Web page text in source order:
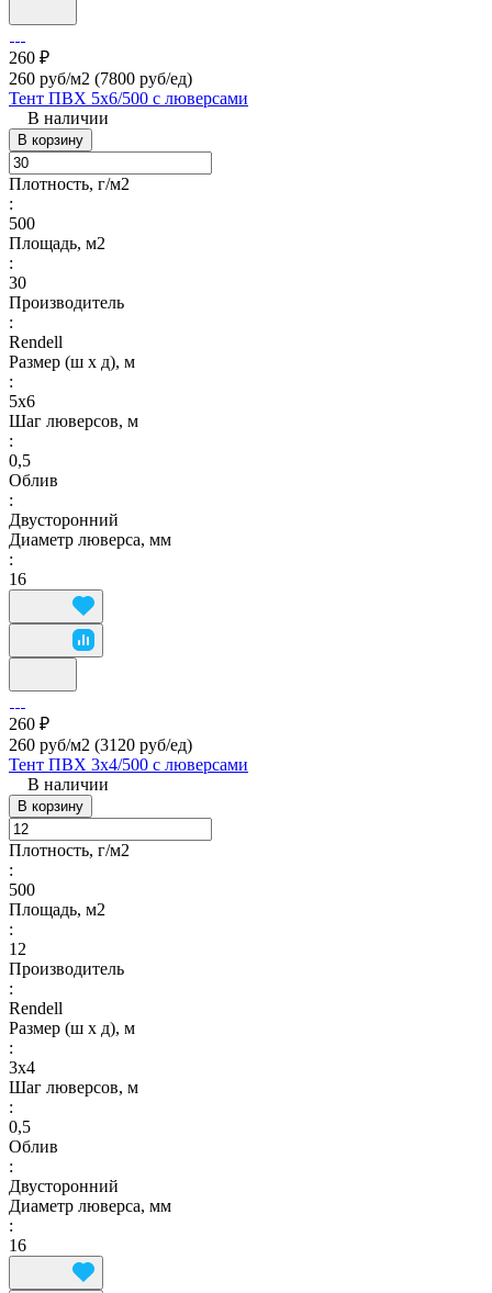
260 ₽
260 руб/м2 (7800 руб/eд)
Тент ПВХ 5х6/500 с люверсами
В наличии
В корзину
Плотность, г/м2
:
500
Площадь, м2
:
30
Производитель
:
Rendell
Размер (ш х д), м
:
5х6
Шаг люверсов, м
:
0,5
Облив
:
Двусторонний
Диаметр люверса, мм
:
16
260 ₽
260 руб/м2 (3120 руб/eд)
Тент ПВХ 3х4/500 с люверсами
В наличии
В корзину
Плотность, г/м2
:
500
Площадь, м2
:
12
Производитель
:
Rendell
Размер (ш х д), м
:
3х4
Шаг люверсов, м
:
0,5
Облив
:
Двусторонний
Диаметр люверса, мм
:
16